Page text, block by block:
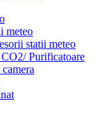
meteo
statii meteo
Purificatoare